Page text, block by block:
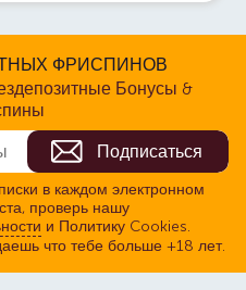
ФРИСПИНОВ
Бонусы &
в каждом электронном
проверь нашу
и Политику Cookies.
что тебе больше +18 лет.